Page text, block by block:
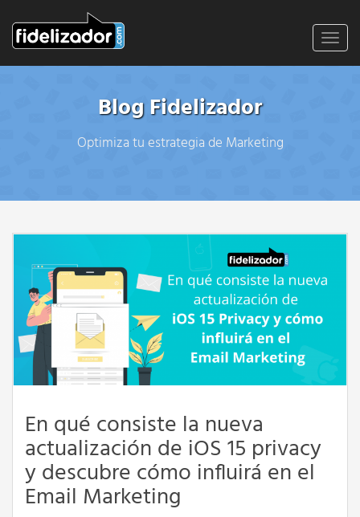
Blog Fidelizador
Optimiza tu estrategia de Marketing
En qué consiste la nueva
actualización de iOS 15 privacy
y descubre cómo influirá en el
Email Marketing